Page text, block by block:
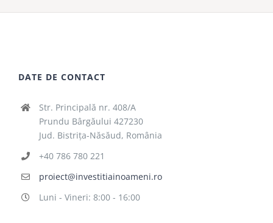
DATE DE CONTACT
Str. Principală nr. 408/A
Prundu Bârgăului 427230
Jud. Bistrița-Năsăud, România
+40 786 780 221
proiect@investitiainoameni.ro
Luni - Vineri: 8:00 - 16:00